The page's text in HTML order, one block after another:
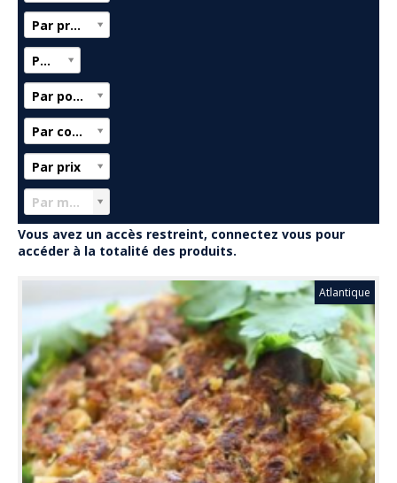
Par préférence
Par T°
Par poids
Par colisage
Par prix
Par marque
Vous avez un accès restreint, connectez vous pour
accéder à la totalité des produits.
Atlantique